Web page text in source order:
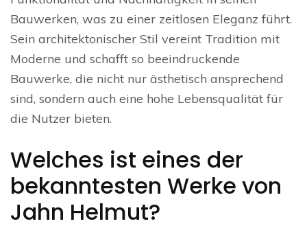
Bauwerken, was zu einer zeitlosen Eleganz führt.
Sein architektonischer Stil vereint Tradition mit
Moderne und schafft so beeindruckende
Bauwerke, die nicht nur ästhetisch ansprechend
sind, sondern auch eine hohe Lebensqualität für
die Nutzer bieten.
Welches ist eines der
bekanntesten Werke von
Jahn Helmut?